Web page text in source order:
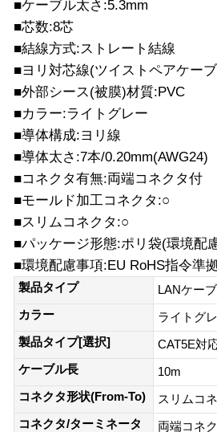
■ケーブル太さ:5.3mm
■芯数:8芯
■結線方式:ストレート結線
■ヨリ対芯線(ツイストペアケー
■外部シース(被膜)材質:PVC
■カラー:ライトグレー
■導体構成:ヨリ線
■導体太さ:7本/0.20mm(AWG24)
■コネクタ有無:両端コネクタ付
■モールド加工コネクタ:○
■スリムコネクタ:○
■パッケージ形態:ポリ袋(環境配
■環境配慮事項:EU RoHS指令準
製品タイプ
LANケー
カラー
ライトグ
製品タイプ[選択]
CAT5E対
ケーブル長
10m
コネクタ形状(From-To)
スリムコ
コネクタ/ターミネータ
両端コネ